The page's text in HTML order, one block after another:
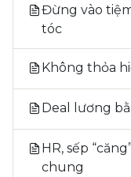
Đừng vào
tóc
Không thỏa
Deal lương
HR, sếp
chung